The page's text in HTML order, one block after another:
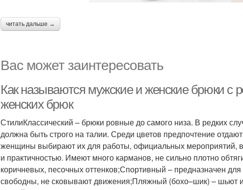
читать дальше →
Вас может заинтересовать
Как называются мужские и женские брюки с
женских брюк
СтилиКлассический – брюки ровные до самого низа. В редких
должна быть строго на талии. Среди цветов предпочтение
женщины выбирают их для работы, официальных мероприятий,
и практичностью. Имеют много карманов, не сильно плотно
коричневых, песочных оттенков;Спортивный – предназначен
свободны, не сковывают движения;Пляжный (бохо–шик) – шьют